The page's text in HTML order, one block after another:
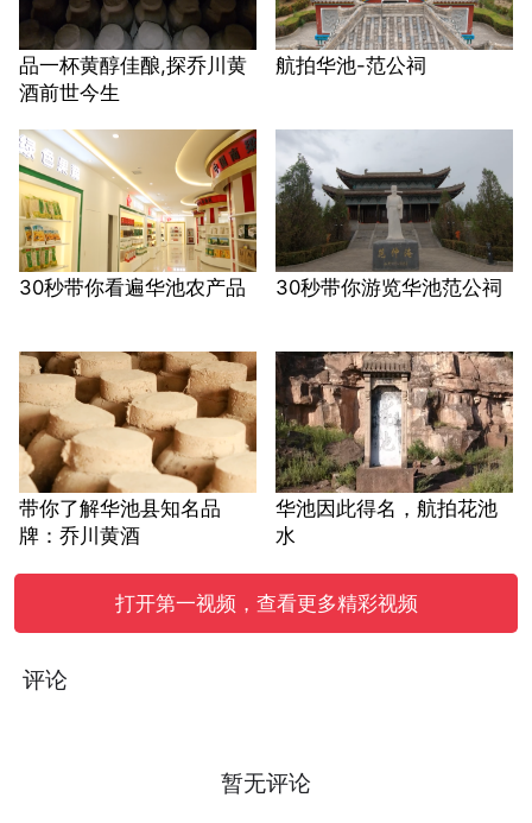
品一杯黄醇佳酿,探乔川黄
酒前世今生
航拍华池-范公祠
30秒带你看遍华池农产品 30秒带你游览华池范公祠
带你了解华池县知名品
牌：乔川黄酒
华池因此得名，航拍花池
水
打开第一视频，查看更多精彩视频
评论
暂无评论